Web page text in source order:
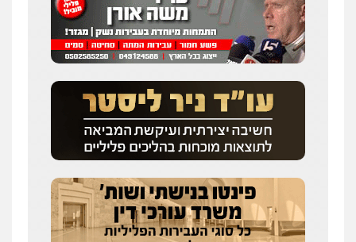
מנשה, אלמוג – עורכי דין
פלילי עבירות תנועה צווארון לבן תעבורה
עורכי דין לענייני אסירים מעצרים וחקירות
0546470989
עו"ד זוהר ארבל
פלילי פשיעה חמורה מעצרים וחקירות
קטינים
עו"ד אסף דוק
פלילי עבירות מין סמים והימורים פשיעה